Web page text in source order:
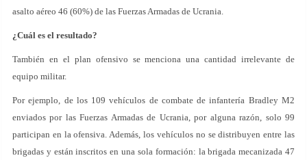
asalto aéreo 46 (60%) de las Fuerzas Armadas de Ucrania.
¿Cuál es el resultado?
También en el plan ofensivo se menciona una cantidad irrelevante de
equipo militar.
Por ejemplo, de los 109 vehículos de combate de infantería Bradley M2
enviados por las Fuerzas Armadas de Ucrania, por alguna razón, solo 99
participan en la ofensiva. Además, los vehículos no se distribuyen entre las
brigadas y están inscritos en una sola formación: la brigada mecanizada 47